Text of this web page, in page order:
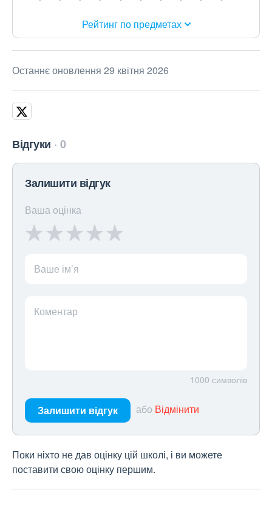
Рейтинг по предметах
Останнє оновлення 29 квітня 2026
Відгуки 0
Залишити відгук
Ваша оцінка
Ваше ім’я
Коментар
1000 символів
Залишити відгук або Відмінити
Поки ніхто не дав оцінку цій школі, і ви можете
поставити свою оцінку першим.